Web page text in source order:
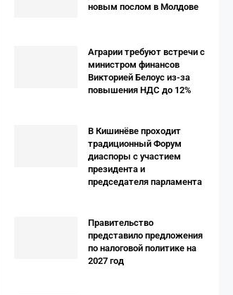
новым послом в Молдове
Аграрии требуют встречи с
министром финансов
Викторией Белоус из-за
повышения НДС до 12%
В Кишинёве проходит
традиционный Форум
диаспоры с участием
президента и
председателя парламента
Правительство
представило предложения
по налоговой политике на
2027 год